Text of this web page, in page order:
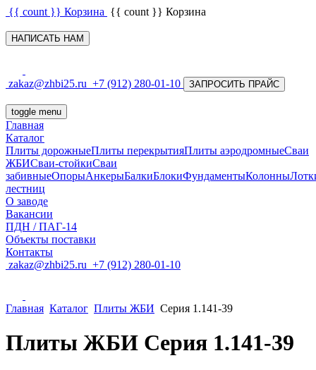
{{ count }} Корзина {{ count }} Корзина
НАПИСАТЬ НАМ
zakaz@zhbi25.ru +7 (912) 280-01-10 ЗАПРОСИТЬ ПРАЙС
toggle menu
Главная
Каталог
Плиты дорожныеПлиты перекрытияПлиты аэродромныеСваи
ЖБИСваи-стойкиСваи
забивныеОпорыАнкерыБалкиБлокиФундаментыКолонны
лестниц
О заводе
Вакансии
ПДН / ПАГ-14
Объекты поставки
Контакты
zakaz@zhbi25.ru +7 (912) 280-01-10
Главная Каталог Плиты ЖБИ Серия 1.141-39
Плиты ЖБИ Серия 1.141-39